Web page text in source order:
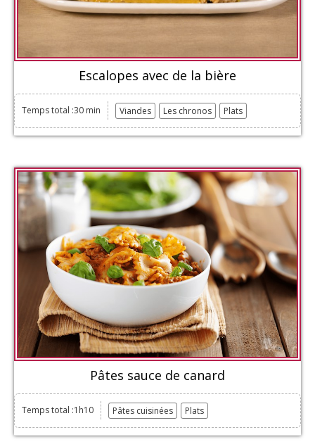
Escalopes avec de la bière
Temps total :30 min Viandes Les chronos Plats
Pâtes sauce de canard
Temps total :1h10 Pâtes cuisinées Plats